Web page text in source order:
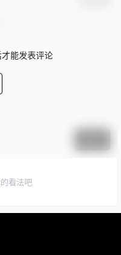
能发表评论
看法吧